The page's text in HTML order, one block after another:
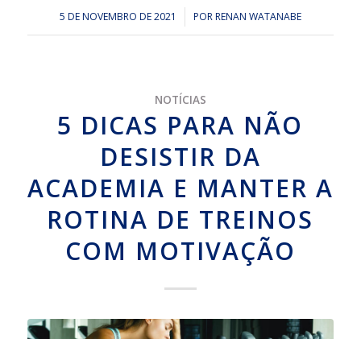
5 DE NOVEMBRO DE 2021
/ PORRENAN WATANABE
NOTÍCIAS
5 DICAS PARA NÃO
DESISTIR DA
ACADEMIA E MANTER A
ROTINA DE TREINOS
COM MOTIVAÇÃO